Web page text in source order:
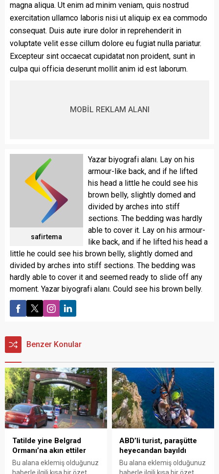
magna aliqua. Ut enim ad minim veniam, quis nostrud
exercitation ullamco laboris nisi ut aliquip ex ea commodo
consequat. Duis aute irure dolor in reprehenderit in
voluptate velit esse cillum dolore eu fugiat nulla pariatur.
Excepteur sint occaecat cupidatat non proident, sunt in
culpa qui officia deserunt mollit anim id est laborum.
MOBİL REKLAM ALANI
safirtema
Yazar biyografi alanı. Lay on his
armour-like back, and if he lifted
his head a little he could see his
brown belly, slightly domed and
divided by arches into stiff
sections. The bedding was hardly
able to cover it. Lay on his armour-
like back, and if he lifted his head a
little he could see his brown belly, slightly domed and
divided by arches into stiff sections. The bedding was
hardly able to cover it and seemed ready to slide off any
moment. Yazar biyografi alanı. Could see his brown belly.
Benzer Konular
Tatilde yine Belgrad
Ormanı’na akın ettiler
Bu alana eklemiş olduğunuz
ABD’li turist, paraşütte
heyecandan bayıldı
Bu alana eklemiş olduğunuz